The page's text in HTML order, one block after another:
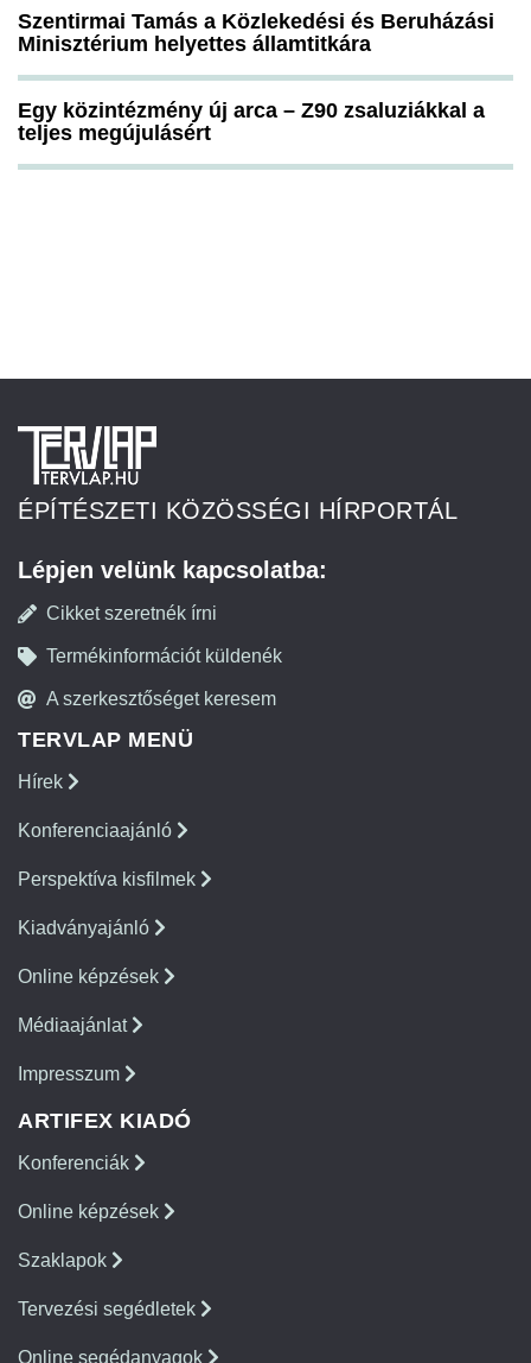
Szentirmai Tamás a Közlekedési és Beruházási
Minisztérium helyettes államtitkára
Egy közintézmény új arca – Z90 zsaluziákkal a
teljes megújulásért
ÉPÍTÉSZETI KÖZÖSSÉGI HÍRPORTÁL
Lépjen velünk kapcsolatba:
Cikket szeretnék írni
Termékinformációt küldenék
A szerkesztőséget keresem
TERVLAP MENÜ
Hírek
Konferenciaajánló
Perspektíva kisfilmek
Kiadványajánló
Online képzések
Médiaajánlat
Impresszum
ARTIFEX KIADÓ
Konferenciák
Online képzések
Szaklapok
Tervezési segédletek
Online segédanyagok